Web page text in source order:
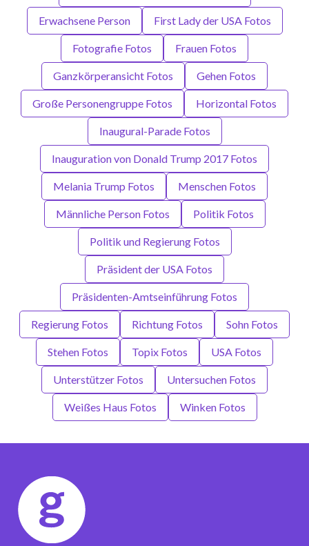
Erwachsene Person First Lady der USA Fotos
Fotografie Fotos Frauen Fotos
Ganzkörperansicht Fotos Gehen Fotos
Große Personengruppe Fotos Horizontal Fotos
Inaugural-Parade Fotos
Inauguration von Donald Trump 2017 Fotos
Melania Trump Fotos Menschen Fotos
Männliche Person Fotos Politik Fotos
Politik und Regierung Fotos
Präsident der USA Fotos
Präsidenten-Amtseinführung Fotos
Regierung Fotos Richtung Fotos Sohn Fotos
Stehen Fotos Topix Fotos USA Fotos
Unterstützer Fotos Untersuchen Fotos
Weißes Haus Fotos Winken Fotos